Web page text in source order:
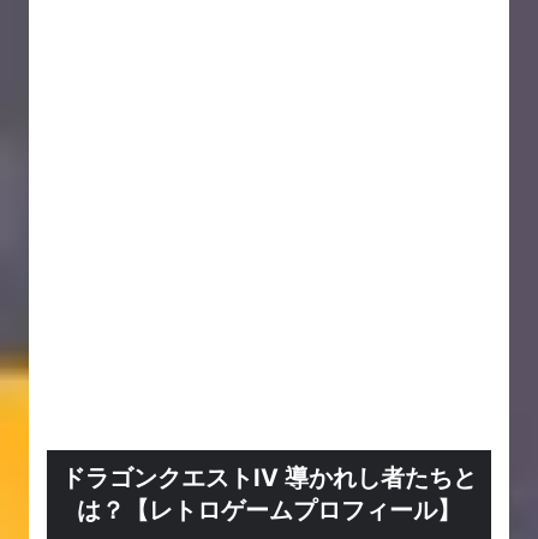
ドラゴンクエストIV 導かれし者たちと
は？【レトロゲームプロフィール】